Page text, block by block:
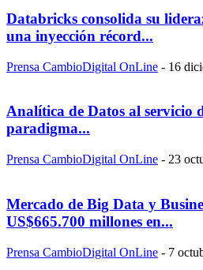
Databricks consolida su
una inyección récord...
Prensa CambioDigital OnLine - 16
Analítica de Datos al servicio
paradigma...
Prensa CambioDigital OnLine - 23
Mercado de Big Data y
US$665.700 millones en...
Prensa CambioDigital OnLine - 7